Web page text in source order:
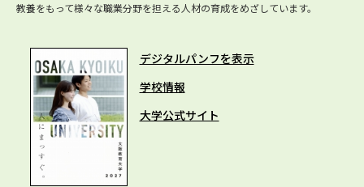
教養をもって様々な職業分野を担える人材の育成をめざしています。
デジタルパンフを表示
学校情報
大学公式サイト